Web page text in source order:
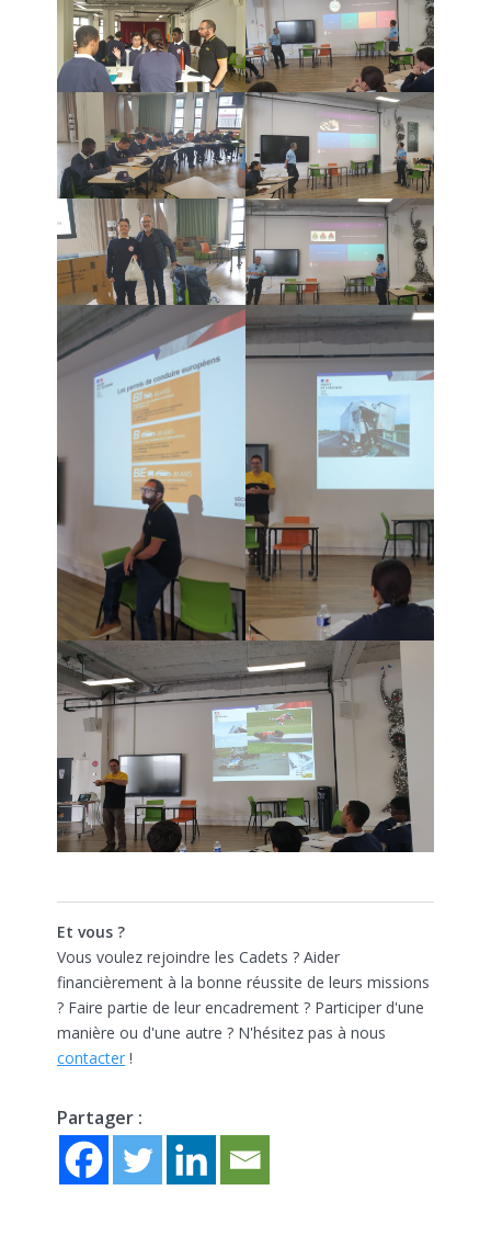
Et vous ?
Vous voulez rejoindre les Cadets ? Aider
financièrement à la bonne réussite de leurs missions
? Faire partie de leur encadrement ? Participer d'une
manière ou d'une autre ? N'hésitez pas à nous
contacter !
Partager :